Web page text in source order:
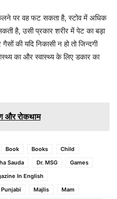
पर वह फट सकता है, स्टोव में अधिक
है, उसी प्रकार शरीर में पेट का बड़ा
की यदि निकासी न हो तो जिन्दगी
का और स्वास्थ्य के लिए डकार का
और रोकथाम
Book Books
Child
Sauda Dr. MSG
Games
In English
Majlis
Mam